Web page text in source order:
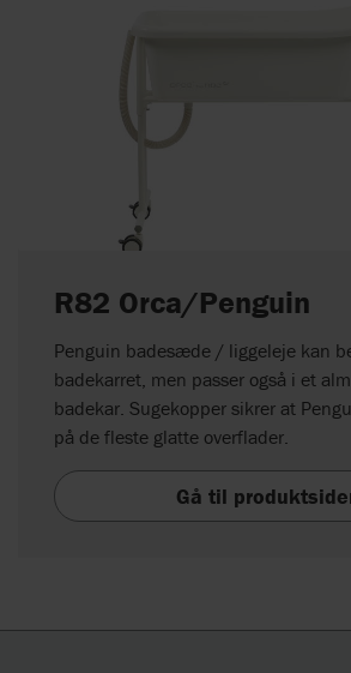
R82 Orca/Penguin
Penguin badesæde / liggeleje kan
badekarret, men passer også i et
badekar. Sugekopper sikrer at
på de fleste glatte overflader.
Gå til